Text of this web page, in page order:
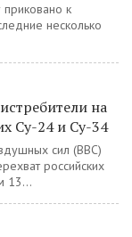
к
несколько
на
Су-24 и Су-34
сил (ВВС)
российских
13...